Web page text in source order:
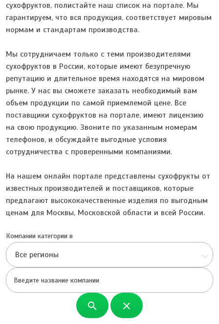
сухофруктов, полистайте наш список на портале. Мы
гарантируем, что вся продукция, соответствует мировым
нормам и стандартам производства.
Мы сотрудничаем только с теми производителями
сухофруктов в России, которые имеют безупречную
репутацию и длительное время находятся на мировом
рынке. У нас вы сможете заказать необходимый вам
объем продукции по самой приемлемой цене. Все
поставщики сухофруктов на портале, имеют лицензию
на свою продукцию. Звоните по указанным номерам
телефонов, и обсуждайте выгодные условия
сотрудничества с проверенными компаниями.
На нашем онлайн портале представлены сухофрукты от
известных производителей и поставщиков, которые
предлагают высококачественные изделия по выгодным
ценам для Москвы, Московской области и всей России.
Компании категории в
Все регионы
search close